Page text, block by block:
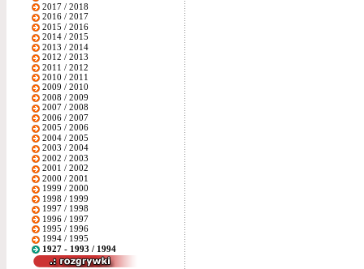
2017 / 2018
2016 / 2017
2015 / 2016
2014 / 2015
2013 / 2014
2012 / 2013
2011 / 2012
2010 / 2011
2009 / 2010
2008 / 2009
2007 / 2008
2006 / 2007
2005 / 2006
2004 / 2005
2003 / 2004
2002 / 2003
2001 / 2002
2000 / 2001
1999 / 2000
1998 / 1999
1997 / 1998
1996 / 1997
1995 / 1996
1994 / 1995
1927 - 1993 / 1994